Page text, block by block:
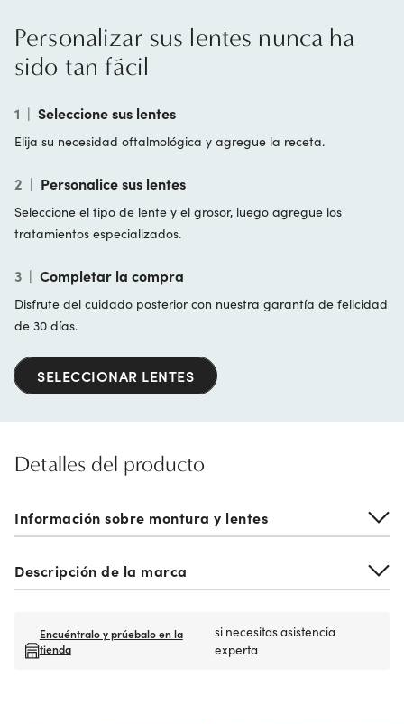
Personalizar sus lentes nunca ha
sido tan fácil
1 | Seleccione sus lentes
Elija su necesidad oftalmológica y agregue la receta.
2 | Personalice sus lentes
Seleccione el tipo de lente y el grosor, luego agregue los
tratamientos especializados.
3 | Completar la compra
Disfrute del cuidado posterior con nuestra garantía de felicidad
de 30 días.
SELECCIONAR LENTES
Detalles del producto
Información sobre montura y lentes
Descripción de la marca
Encuéntralo y prúebalo en la
tienda
si necesitas asistencia
experta